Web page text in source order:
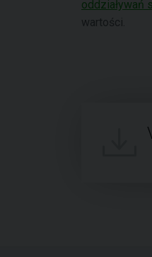
oddziaływań
wartości.